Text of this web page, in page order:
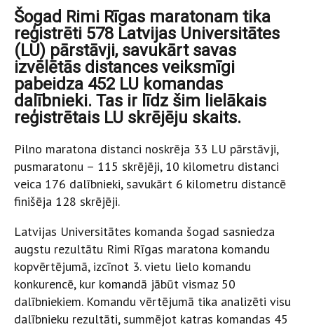
Šogad Rimi Rīgas maratonam tika
reģistrēti 578 Latvijas Universitātes
(LU) pārstāvji, savukārt savas
izvēlētās distances veiksmīgi
pabeidza 452 LU komandas
dalībnieki. Tas ir līdz šim lielākais
reģistrētais LU skrējēju skaits.
Pilno maratona distanci noskrēja 33 LU pārstāvji,
pusmaratonu – 115 skrējēji, 10 kilometru distanci
veica 176 dalībnieki, savukārt 6 kilometru distancē
finišēja 128 skrējēji.
Latvijas Universitātes komanda šogad sasniedza
augstu rezultātu Rimi Rīgas maratona komandu
kopvērtējumā, izcīnot 3. vietu lielo komandu
konkurencē, kur komandā jābūt vismaz 50
dalībniekiem. Komandu vērtējumā tika analizēti visu
dalībnieku rezultāti, summējot katras komandas 45